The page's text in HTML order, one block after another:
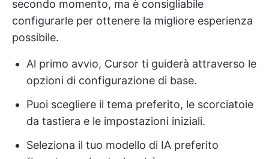
secondo momento, ma è consigliabile
configurarle per ottenere la migliore esperienza
possibile.
Al primo avvio, Cursor ti guiderà attraverso le
opzioni di configurazione di base.
Puoi scegliere il tema preferito, le scorciatoie
da tastiera e le impostazioni iniziali.
Seleziona il tuo modello di IA preferito